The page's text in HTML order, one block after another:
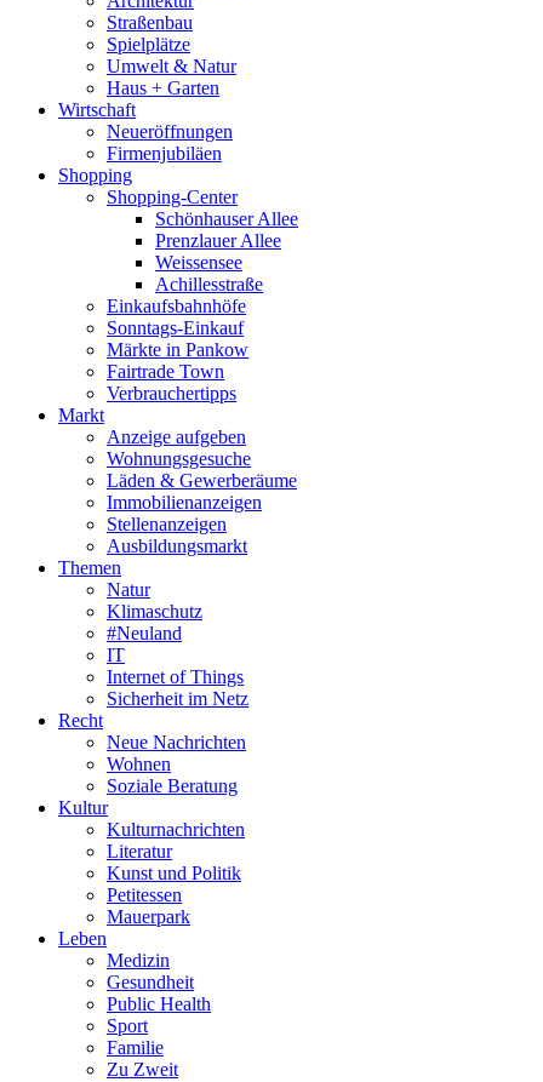
Straßenbau
Spielplätze
Umwelt & Natur
Haus + Garten
Wirtschaft
Neueröffnungen
Firmenjubiläen
Shopping
Shopping-Center
Schönhauser Allee
Prenzlauer Allee
Weissensee
Achillesstraße
Einkaufsbahnhöfe
Sonntags-Einkauf
Märkte in Pankow
Fairtrade Town
Verbrauchertipps
Markt
Anzeige aufgeben
Wohnungsgesuche
Läden & Gewerberäume
Immobilienanzeigen
Stellenanzeigen
Ausbildungsmarkt
Themen
Natur
Klimaschutz
#Neuland
IT
Internet of Things
Sicherheit im Netz
Recht
Neue Nachrichten
Wohnen
Soziale Beratung
Kultur
Kulturnachrichten
Literatur
Kunst und Politik
Petitessen
Mauerpark
Leben
Medizin
Gesundheit
Public Health
Sport
Familie
Zu Zweit